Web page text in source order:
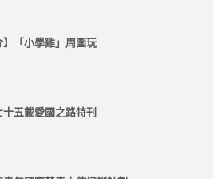
】「小學雞」周圍玩
五載愛國之路特刊